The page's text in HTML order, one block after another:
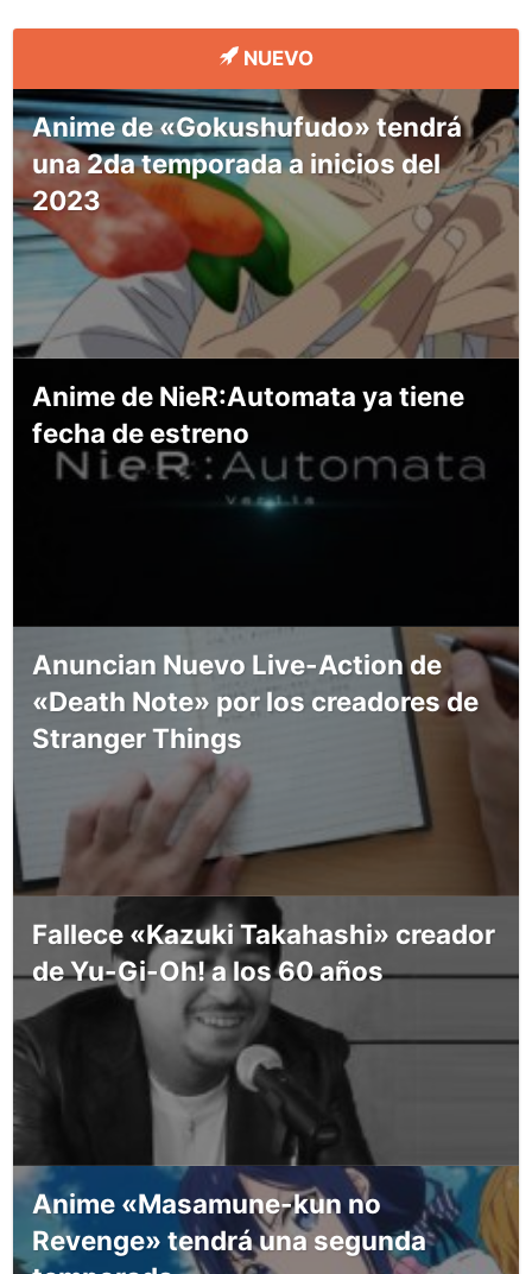
NUEVO
Anime de «Gokushufudo» tendrá
una 2da temporada a inicios del
2023
Anime de NieR:Automata ya tiene
fecha de estreno
Anuncian Nuevo Live-Action de
«Death Note» por los creadores de
Stranger Things
Fallece «Kazuki Takahashi» creador
de Yu-Gi-Oh! a los 60 años
Anime «Masamune-kun no
Revenge» tendrá una segunda